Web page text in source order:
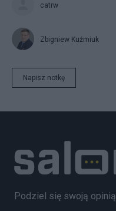
catrw
Zbigniew Kuźmiuk
Napisz notkę
Podziel się swoją opinią